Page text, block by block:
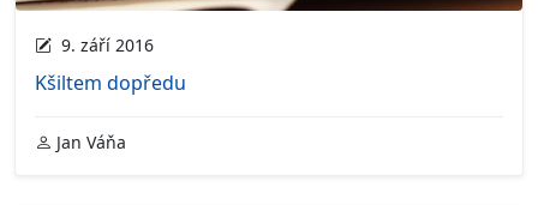
9. září 2016
Kšiltem dopředu
Jan Váňa